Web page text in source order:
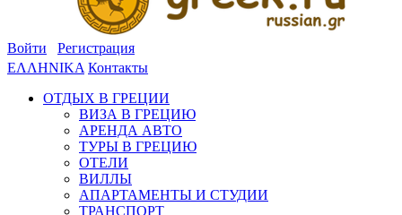
Войти
Регистрация
ΕΛΛΗΝΙΚΑ Контакты
ОТДЫХ В ГРЕЦИИ
ВИЗА В ГРЕЦИЮ
АРЕНДА АВТО
ТУРЫ В ГРЕЦИЮ
ОТЕЛИ
ВИЛЛЫ
АПАРТАМЕНТЫ И СТУДИИ
ТРАНСПОРТ